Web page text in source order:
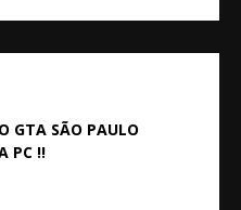
GTA SÃO PAULO
PC !!